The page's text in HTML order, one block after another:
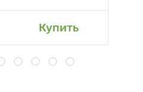
Купить